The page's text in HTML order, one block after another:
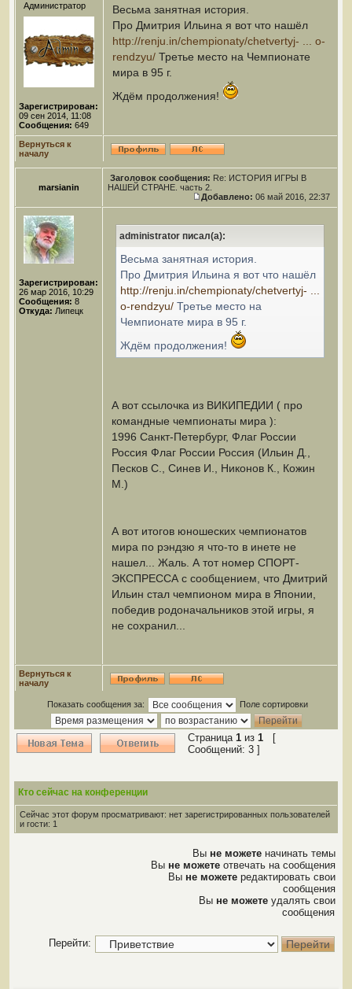
Администратор
Зарегистрирован:
09 сен 2014, 11:08
Сообщения: 649
Весьма занятная история.
Про Дмитрия Ильина я вот что нашёл
http://renju.in/chempionaty/chetvertyj- ... o-
rendzyu/ Третье место на Чемпионате
мира в 95 г.
Ждём продолжения!
Вернуться к
началу
marsianin
Заголовок сообщения: Re: ИСТОРИЯ ИГРЫ В
НАШЕЙ СТРАНЕ. часть 2.
Добавлено: 06 май 2016, 22:37
Зарегистрирован:
26 мар 2016, 10:29
Сообщения: 8
Откуда: Липецк
administrator писал(а):
Весьма занятная история.
Про Дмитрия Ильина я вот что нашёл
http://renju.in/chempionaty/chetvertyj- ...
o-rendzyu/ Третье место на
Чемпионате мира в 95 г.
Ждём продолжения!
А вот ссылочка из ВИКИПЕДИИ ( про
командные чемпионаты мира ):
1996 Санкт-Петербург, Флаг России
Россия Флаг России Россия (Ильин Д.,
Песков С., Синев И., Никонов К., Кожин
М.)
А вот итогов юношеских чемпионатов
мира по рэндзю я что-то в инете не
нашел... Жаль. А тот номер СПОРТ-
ЭКСПРЕССА с сообщением, что Дмитрий
Ильин стал чемпионом мира в Японии,
победив родоначальников этой игры, я
не сохранил...
Вернуться к
началу
Показать сообщения за: Поле сортировки
Страница 1 из 1 [
Сообщений: 3 ]
Кто сейчас на конференции
Сейчас этот форум просматривают: нет зарегистрированных пользователей
и гости: 1
Вы не можете начинать темы
Вы не можете отвечать на сообщения
Вы не можете редактировать свои
сообщения
Вы не можете удалять свои
сообщения
Перейти: